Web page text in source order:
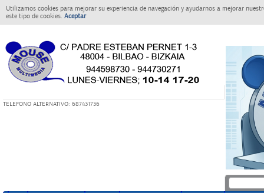
Utilizamos cookies para mejorar su experiencia de navegación y ayudarnos a mejorar
este tipo de cookies. Aceptar
TELEFONO ALTERNATIVO: 687431736